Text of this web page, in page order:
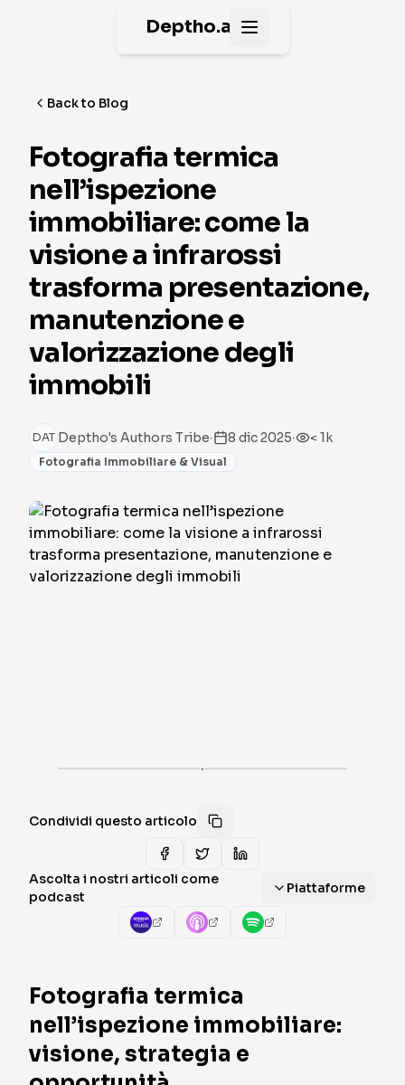
Deptho.ai Open main menu
Back to Blog
Fotografia termica
nell’ispezione
immobiliare: come la
visione a infrarossi
trasforma presentazione,
manutenzione e
valorizzazione degli
immobili
DAT Deptho's Authors Tribe· 8 dic 2025· < 1k
Fotografia Immobiliare & Visual
·
Condividi questo articolo
Ascolta i nostri articoli come
podcast
Piattaforme
Fotografia termica
nell’ispezione immobiliare:
visione, strategia e